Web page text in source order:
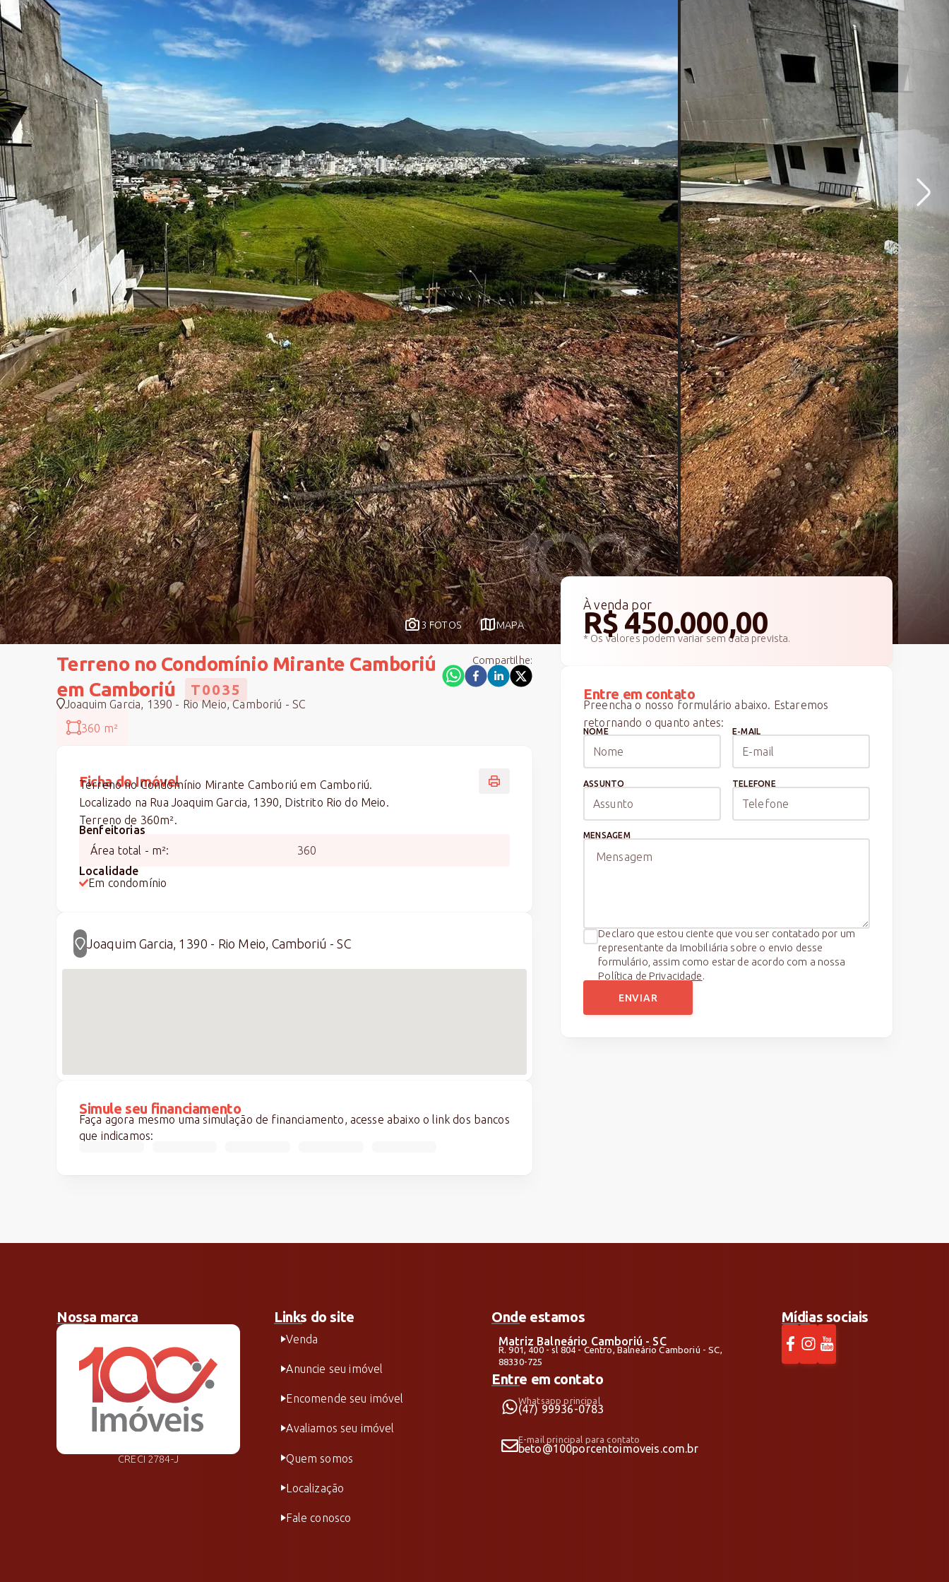
3 FOTOS MAPA
Terreno no Condomínio Mirante Camboriú
em Camboriú
T0035
Joaquim Garcia, 1390 - Rio Meio, Camboriú - SC
Compartilhe:
360 m²
Ficha do Imóvel
Terreno no Condomínio Mirante Camboriú em Camboriú.
Localizado na Rua Joaquim Garcia, 1390, Distrito Rio do Meio.
Terreno de 360m².
Benfeitorias
Área total - m²:
360
Localidade
Em condomínio
Joaquim Garcia, 1390 - Rio Meio, Camboriú - SC
Simule seu financiamento
Faça agora mesmo uma simulação de financiamento, acesse abaixo o link dos bancos
que indicamos:
À venda por
R$ 450.000,00
* Os valores podem variar sem data prevista.
Entre em contato
Preencha o nosso formulário abaixo. Estaremos
retornando o quanto antes:
NOME E-MAIL
ASSUNTO TELEFONE
MENSAGEM
Declaro que estou ciente que vou ser contatado por um
representante da Imobiliária sobre o envio desse
formulário, assim como estar de acordo com a nossa
Política de Privacidade.
ENVIAR
Nossa marca
CRECI 2784-J
Links do site
Venda
Anuncie seu imóvel
Encomende seu imóvel
Avaliamos seu imóvel
Quem somos
Localização
Fale conosco
Onde estamos
Matriz Balneário Camboriú - SC
R. 901, 400 - sl 804 - Centro, Balneário Camboriú - SC,
88330-725
Entre em contato
Whatsapp principal
(47) 99936-0783
E-mail principal para contato
beto@100porcentoimoveis.com.br
Mídias sociais